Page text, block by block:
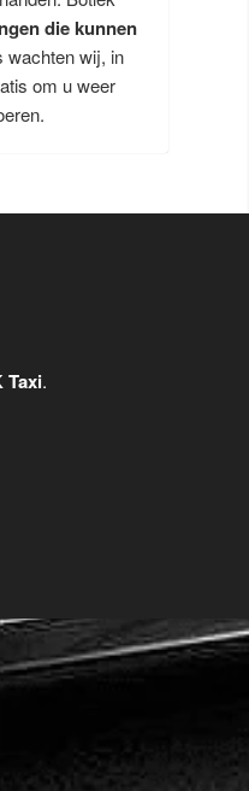
die kunnen
wachten wij, in
om u weer
Taxi.